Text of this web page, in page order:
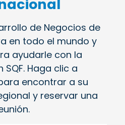
de Negocios de
en todo el mundo y
ayudarle con la
Haga clic a
encontrar a su
y reservar una